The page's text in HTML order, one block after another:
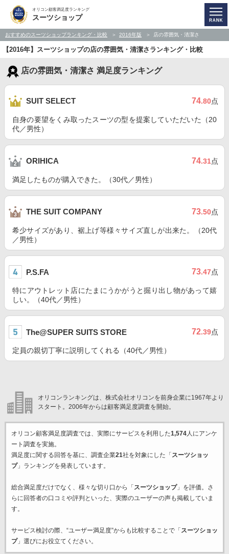
オリコン顧客満足度ランキング
スーツショップ
おすすめのスーツショップランキング・比較 2016年版 店の雰囲気・清潔さ
【2016年】スーツショップの店の雰囲気・清潔さランキング・比較
店の雰囲気・清潔さ 満足度ランキング
SUIT SELECT 74.80点
自身の要望をくみ取ったスーツの型を提案していただいた（20
代／男性）
ORIHICA 74.31点
満足したものが購入できた。（30代／男性）
THE SUIT COMPANY 73.50点
希少サイズがあり、裾上げ等様々サイズ直しが出来た。（20代
／男性）
P.S.FA 73.47点
特にアウトレット店にたまにうかがうと掘り出し物があって嬉
しい。（40代／男性）
The@SUPER SUITS STORE 72.39点
定員の親切丁寧に説明してくれる（40代／男性）
オリコンランキングは、株式会社オリコンを前身企業に1967年より
スタート。2006年からは顧客満足度調査を開始。
オリコン顧客満足度調査では、実際にサービスを利用した1,574人にアンケ
ート調査を実施。
満足度に関する回答を基に、調査企業21社を対象にした「 スーツショッ
プ」ランキングを発表しています。
総合満足度だけでなく、様々な切り口から「 スーツショップ」を評価。さ
らに回答者の口コミや評判といった、実際のユーザーの声も掲載していま
す。
サービス検討の際、“ユーザー満足度”からも比較することで「 スーツショッ
プ」選びにお役立てください。